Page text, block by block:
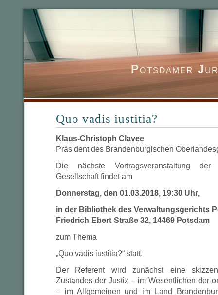
Potsdamer J
Quo vadis iustitia?
Klaus-Christoph Clavee
Präsident des Brandenburgischen
Die nächste Vortragsveranstaltung der
Gesellschaft findet am
Donnerstag, den 01.03.2018, 19:30 Uhr,
in der Bibliothek des Verwaltungsgerichts
Friedrich-Ebert-Straße 32, 14469 Potsdam
zum Thema
„Quo vadis iustitia?“ statt.
Der Referent wird zunächst eine
Zustandes der Justiz – im Wesentlichen der
– im Allgemeinen und im Land